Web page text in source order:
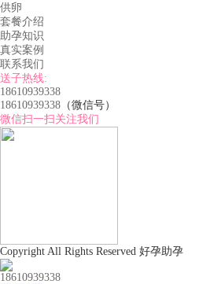
供卵
套餐介绍
助孕知识
真实案例
联系我们
送子热线:
18610939338
18610939338 （微信号）
微信扫一扫关注我们
Copyright All Rights Reserved 好孕助孕
18610939338